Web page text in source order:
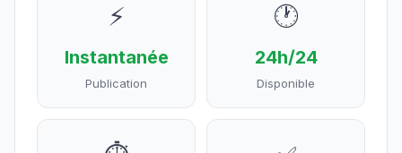
⚡
Instantanée
Publication
🕐
24h/24
Disponible